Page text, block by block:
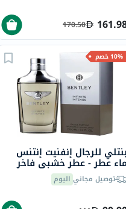
170.50
10% خصم
بنتلي للرجال إنفنيت إنتنس
عطر - عطر خشبي فاخر
مل
توصيل مجاني اليوم